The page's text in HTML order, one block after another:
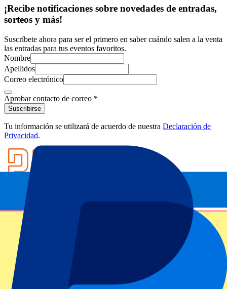
¡Recibe notificaciones sobre novedades de entradas,
sorteos y más!
Suscríbete ahora para ser el primero en saber cuándo salen a la venta
las entradas para tus eventos favoritos.
Nombre
Apellidos
Correo electrónico
Aprobar contacto de correo *
Suscribirse
Tu información se utilizará de acuerdo de nuestra Declaración de
Privacidad.
Footer menu
Clubes destacados
Manchester United
Manchester City